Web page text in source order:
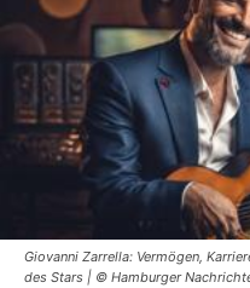
Giovanni Zarrella: Vermögen,
des Stars | © Hamburger